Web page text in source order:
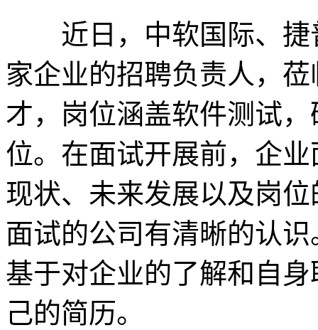
近日，中软国际、捷
家企业的招聘负责人，
才，岗位涵盖软件测试
位。在面试开展前，企
现状、未来发展以及岗
面试的公司有清晰的认
基于对企业的了解和自
己的简历。